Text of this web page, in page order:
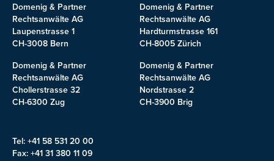
Domenig & Partner
Rechtsanwälte AG
Laupenstrasse 1
CH-3008 Bern
Domenig & Partner
Rechtsanwälte AG
Hardturmstrasse 161
CH-8005 Zürich
Domenig & Partner
Rechtsanwälte AG
Chollerstrasse 32
CH-6300 Zug
Domenig & Partner
Rechtsanwälte AG
Nordstrasse 2
CH-3900 Brig
Tel: +41 58 531 20 00
Fax: +41 31 380 11 09